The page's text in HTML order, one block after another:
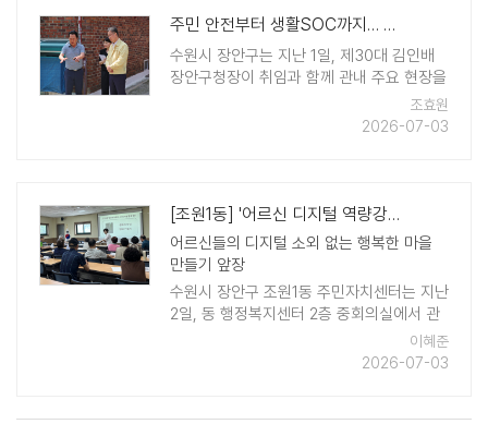
주민 안전부터 생활SOC까지… 장안구, 현장 점검 나서
수원시 장안구는 지난 1일, 제30대 김인배
장안구청장이 취임과 함께 관내 주요 현장을
방문하며 본격적인 업무를 시작했다고 밝혔
다. 김인배 장안구청장은 취임 직후인 이날
조효원
2026-07-03
[조원1동] '어르신 디지털 역량강화 교육' 개강
어르신들의 디지털 소외 없는 행복한 마을
만들기 앞장
수원시 장안구 조원1동 주민자치센터는 지난
2일, 동 행정복지센터 2층 중회의실에서 관
내 어르신 17명을 대상으로 '어르신 디지털
역량강화 교육'을 개강했다고 밝혔다. 이번
이혜준
2026-07-03